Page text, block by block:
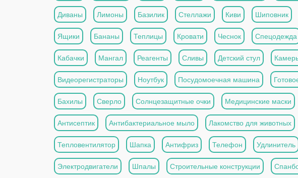
Диваны Лимоны Базилик Стеллажи Киви Шиповник
Ящики Бананы Теплицы Кровати Чеснок Спецодежда
Кабачки Мангал Реагенты Сливы Детский стул
Видеорегистраторы Ноутбук Посудомоечная машина
Бахилы Сверло Солнцезащитные очки Медицинские маски
Антисептик Антибактериальное мыло Лакомство для животных
Тепловентилятор Шапка Антифриз Телефон Удлинитель
Электродвигатели Шпалы Строительные конструкции